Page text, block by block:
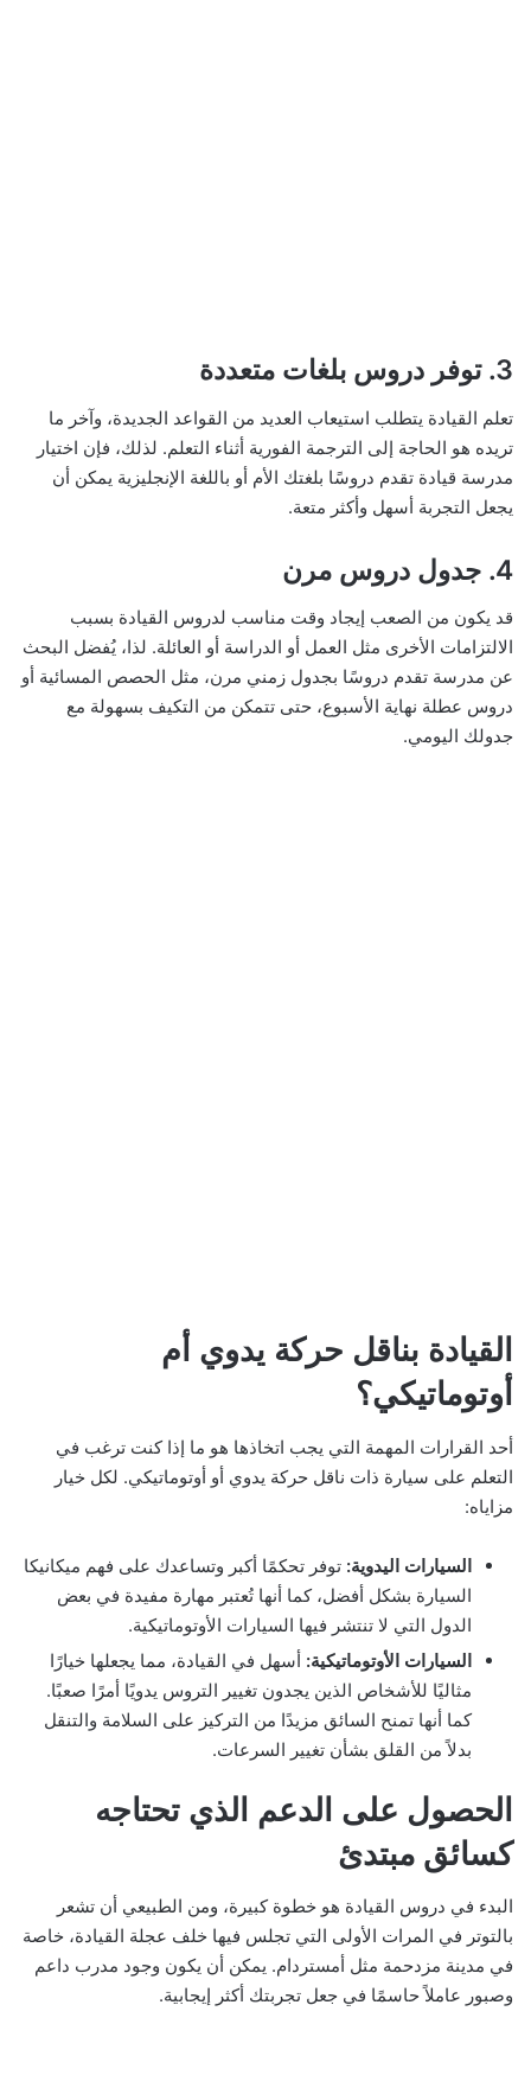
3. توفر دروس بلغات متعددة
تعلم القيادة يتطلب استيعاب العديد من القواعد الجديدة، وآخر ما
تريده هو الحاجة إلى الترجمة الفورية أثناء التعلم. لذلك، فإن اختيار
مدرسة قيادة تقدم دروسًا بلغتك الأم أو باللغة الإنجليزية يمكن أن
يجعل التجربة أسهل وأكثر متعة.
4. جدول دروس مرن
قد يكون من الصعب إيجاد وقت مناسب لدروس القيادة بسبب
الالتزامات الأخرى مثل العمل أو الدراسة أو العائلة. لذا، يُفضل البحث
عن مدرسة تقدم دروسًا بجدول زمني مرن، مثل الحصص المسائية أو
دروس عطلة نهاية الأسبوع، حتى تتمكن من التكيف بسهولة مع
جدولك اليومي.
القيادة بناقل حركة يدوي أم
أوتوماتيكي؟
أحد القرارات المهمة التي يجب اتخاذها هو ما إذا كنت ترغب في
التعلم على سيارة ذات ناقل حركة يدوي أو أوتوماتيكي. لكل خيار
مزاياه:
السيارات اليدوية: توفر تحكمًا أكبر وتساعدك على فهم ميكانيكا
السيارة بشكل أفضل، كما أنها تُعتبر مهارة مفيدة في بعض
الدول التي لا تنتشر فيها السيارات الأوتوماتيكية.
السيارات الأوتوماتيكية: أسهل في القيادة، مما يجعلها خيارًا
مثاليًا للأشخاص الذين يجدون تغيير التروس يدويًا أمرًا صعبًا.
كما أنها تمنح السائق مزيدًا من التركيز على السلامة والتنقل
بدلاً من القلق بشأن تغيير السرعات.
الحصول على الدعم الذي تحتاجه
كسائق مبتدئ
البدء في دروس القيادة هو خطوة كبيرة، ومن الطبيعي أن تشعر
بالتوتر في المرات الأولى التي تجلس فيها خلف عجلة القيادة، خاصة
في مدينة مزدحمة مثل أمستردام. يمكن أن يكون وجود مدرب داعم
وصبور عاملاً حاسمًا في جعل تجربتك أكثر إيجابية.